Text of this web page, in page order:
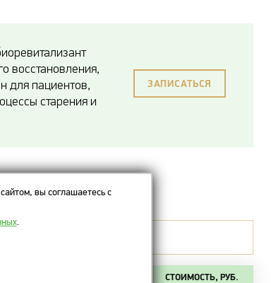
восстановления,
для пациентов,
старения и
ЗАПИСАТЬСЯ
СТОИМОСТЬ, РУБ.
вы соглашаетесь с
.